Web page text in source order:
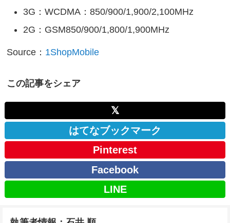
3G：WCDMA：850/900/1,900/2,100MHz
2G：GSM850/900/1,800/1,900MHz
Source： 1ShopMobile
この記事をシェア
𝕏
はてなブックマーク
Pinterest
Facebook
LINE